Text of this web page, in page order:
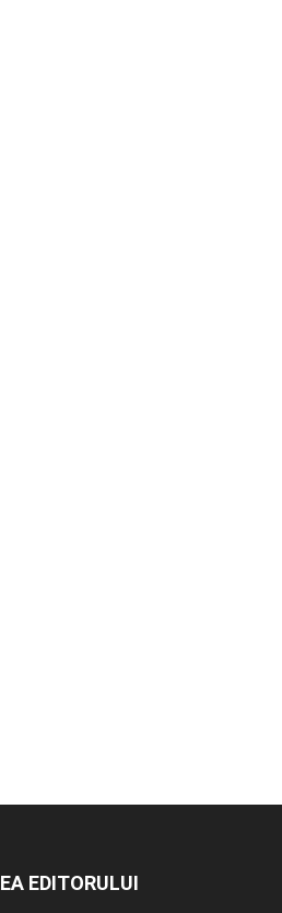
EDITORULUI